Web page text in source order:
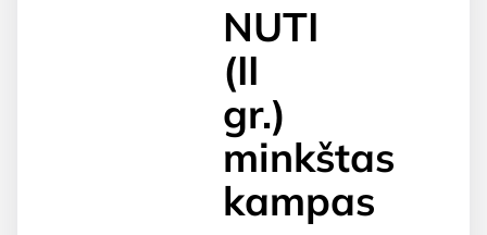
NUTI
(II
gr.)
minkštas
kampas